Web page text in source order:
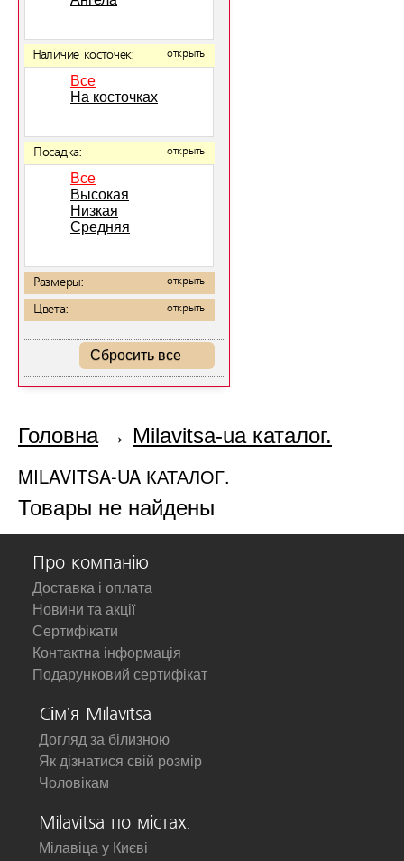
Наличие косточек: открыть
Все
На косточках
Посадка: открыть
Все
Высокая
Низкая
Средняя
Размеры: открыть
Цвета: открыть
Сбросить все
Головна→ Milavitsa-ua каталог.
MILAVITSA-UA КАТАЛОГ.
Товары не найдены
Про компанію
Доставка і оплата
Новини та акції
Сертифікати
Контактна інформація
Подарунковий сертифікат
Сім'я Milavitsa
Догляд за білизною
Як дізнатися свій розмір
Чоловікам
Milavitsa по містах:
Мілавіца у Києві